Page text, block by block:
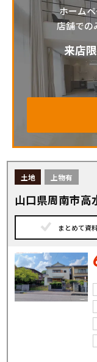
ホームペ
店舗での
来店
土地 上物有
山口県周南市高
まとめて資